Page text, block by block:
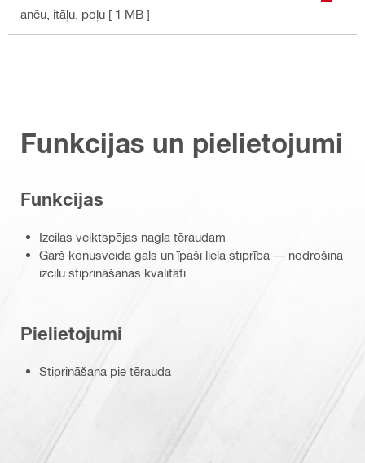
anču, itāļu, poļu [ 1 MB ]
Funkcijas un pielietojumi
Funkcijas
Izcilas veiktspējas nagla tēraudam
Garš konusveida gals un īpaši liela stiprība — nodrošina
izcilu stiprināšanas kvalitāti
Pielietojumi
Stiprināšana pie tērauda